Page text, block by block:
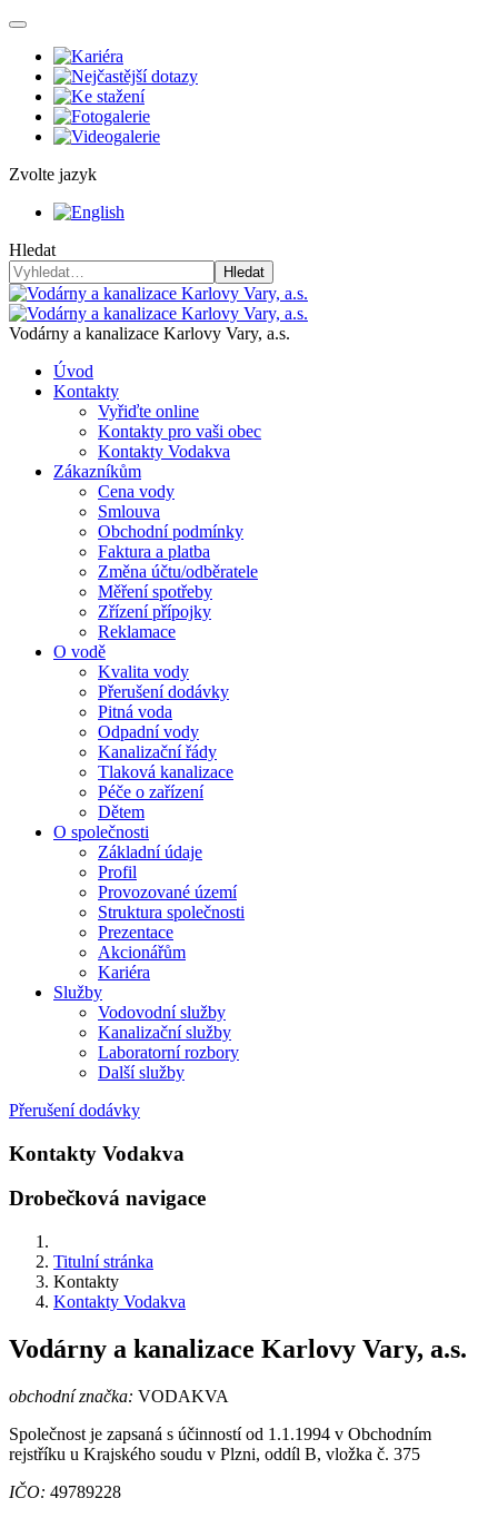
Zvolte jazyk
Hledat
Hledat
Vodárny a kanalizace Karlovy Vary, a.s.
Úvod
Kontakty
Vyřiďte online
Kontakty pro vaši obec
Kontakty Vodakva
Zákazníkům
Cena vody
Smlouva
Obchodní podmínky
Faktura a platba
Změna účtu/odběratele
Měření spotřeby
Zřízení přípojky
Reklamace
O vodě
Kvalita vody
Přerušení dodávky
Pitná voda
Odpadní vody
Kanalizační řády
Tlaková kanalizace
Péče o zařízení
Dětem
O společnosti
Základní údaje
Profil
Provozované území
Struktura společnosti
Prezentace
Akcionářům
Kariéra
Služby
Vodovodní služby
Kanalizační služby
Laboratorní rozbory
Další služby
Přerušení dodávky
Kontakty Vodakva
Drobečková navigace
Titulní stránka
Kontakty
Kontakty Vodakva
Vodárny a kanalizace Karlovy Vary, a.s.
obchodní značka: VODAKVA
Společnost je zapsaná s účinností od 1.1.1994 v Obchodním
rejstříku u Krajského soudu v Plzni, oddíl B, vložka č. 375
IČO: 49789228